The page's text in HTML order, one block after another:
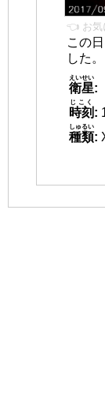
👈 お気
この
した。
衛星
えいせい
:
時刻
じこく
:
種類
しゅるい
: